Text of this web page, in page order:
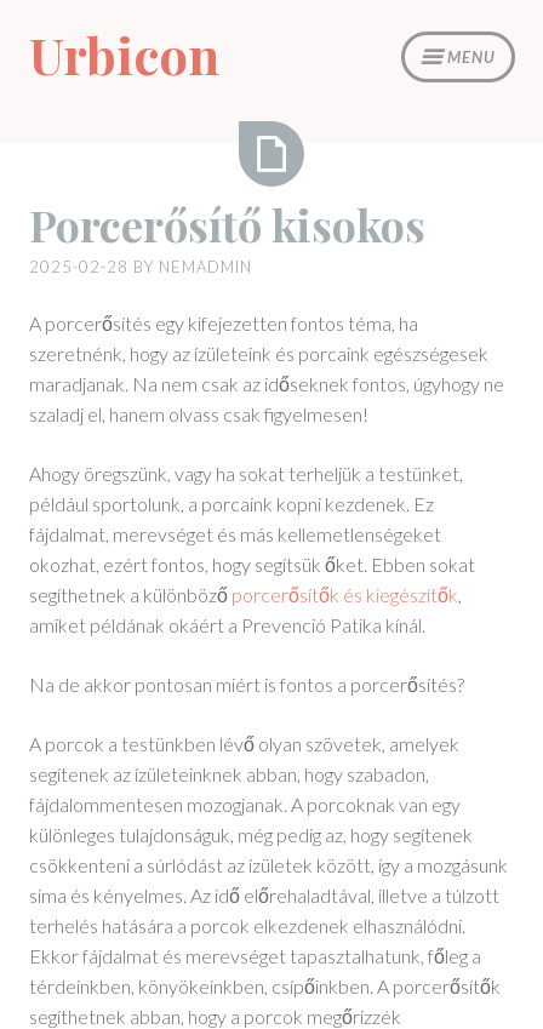
content
MENU
Urbicon
kisokos
Porcerősítő kisokos
2025-02-28 BY NEMADMIN
A porcerősítés egy kifejezetten fontos téma, ha
szeretnénk, hogy az ízületeink és porcaink egészségesek
maradjanak. Na nem csak az időseknek fontos, úgyhogy ne
szaladj el, hanem olvass csak figyelmesen!
Ahogy öregszünk, vagy ha sokat terheljük a testünket,
például sportolunk, a porcaink kopni kezdenek. Ez
fájdalmat, merevséget és más kellemetlenségeket
okozhat, ezért fontos, hogy segítsük őket. Ebben sokat
segíthetnek a különböző porcerősítők és kiegészítők
amiket példának okáért a Prevenció Patika kínál.
Na de akkor pontosan miért is fontos a porcerősítés?
A porcok a testünkben lévő olyan szövetek, amelyek
segítenek az ízületeinknek abban, hogy szabadon,
fájdalommentesen mozogjanak. A porcoknak van egy
különleges tulajdonságuk, még pedig az, hogy segítenek
csökkenteni a súrlódást az ízületek között, így a mozgásunk
sima és kényelmes. Az idő előrehaladtával, illetve a túlzott
terhelés hatására a porcok elkezdenek elhasználódni.
Ekkor fájdalmat és merevséget tapasztalhatunk, főleg a
térdeinkben, könyökeinkben, csípőinkben. A porcerősítők
segíthetnek abban, hogy a porcok megőrizzék